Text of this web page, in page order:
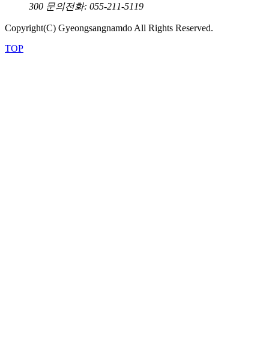
300 문의전화: 055-211-5119
Copyright(C) Gyeongsangnamdo All Rights Reserved.
TOP